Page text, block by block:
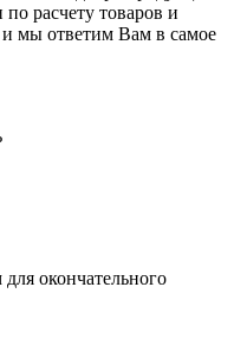
расчету товаров и
и мы ответим Вам в самое
окончательного